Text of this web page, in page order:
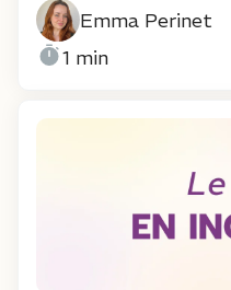
Emma Perinet
1 min